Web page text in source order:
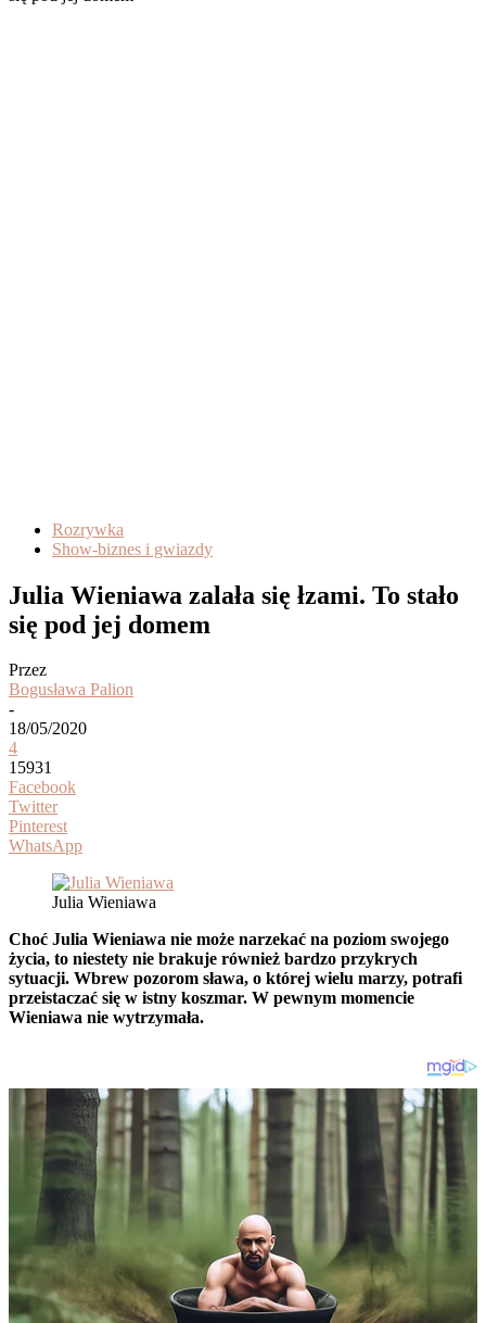
Rozrywka
Show-biznes i gwiazdy
Julia Wieniawa zalała się łzami. To stało
się pod jej domem
Przez
Bogusława Palion
-
18/05/2020
4
15931
Facebook
Twitter
Pinterest
WhatsApp
Julia Wieniawa
Choć Julia Wieniawa nie może narzekać na poziom swojego
życia, to niestety nie brakuje również bardzo przykrych
sytuacji. Wbrew pozorom sława, o której wielu marzy, potrafi
przeistaczać się w istny koszmar. W pewnym momencie
Wieniawa nie wytrzymała.